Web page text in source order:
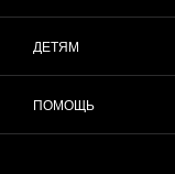
ДЕТЯМ
ПОМОЩЬ